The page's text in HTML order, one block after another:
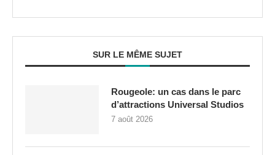
SUR LE MÊME SUJET
Rougeole: un cas dans le parc
d’attractions Universal Studios
7 août 2026